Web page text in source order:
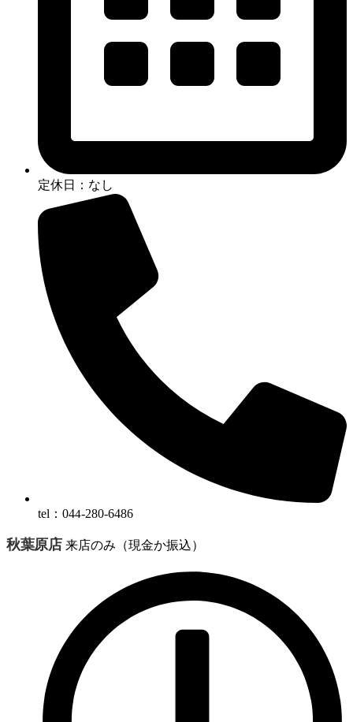
定休日：なし
tel：044-280-6486
秋葉原店 来店のみ（現金か振込）